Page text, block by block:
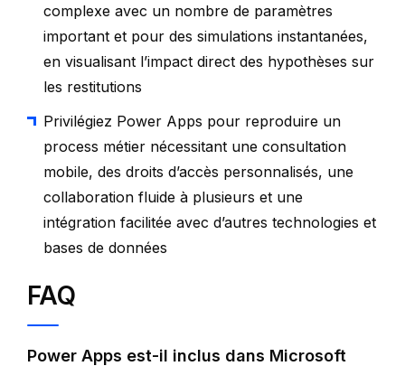
complexe avec un nombre de paramètres
important et pour des simulations instantanées,
en visualisant l’impact direct des hypothèses sur
les restitutions
Privilégiez Power Apps pour reproduire un
process métier nécessitant une consultation
mobile, des droits d’accès personnalisés, une
collaboration fluide à plusieurs et une
intégration facilitée avec d’autres technologies et
bases de données
FAQ
Power Apps est-il inclus dans Microsoft